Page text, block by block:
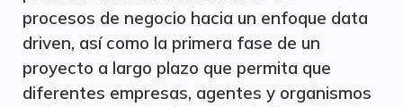
procesos de negocio hacia un enfoque data
driven, así como la primera fase de un
proyecto a largo plazo que permita que
diferentes empresas, agentes y organismos